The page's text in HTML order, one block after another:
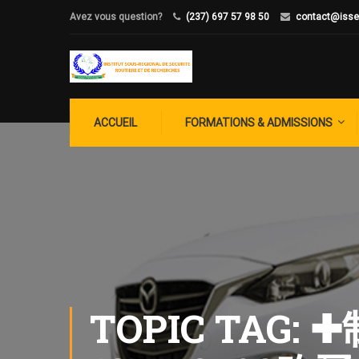
Avez vous question? (237) 697 57 98 50
ACCUEIL FORMATIONS & ADMISSIONS
TOPIC TAG: ✚